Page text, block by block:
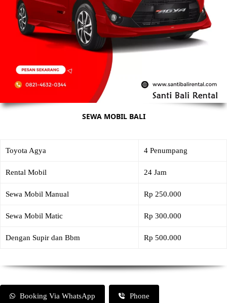
SEWA MOBIL BALI
Toyota Agya 4 Penumpang
Rental Mobil 24 Jam
Sewa Mobil Manual Rp 250.000
Sewa Mobil Matic Rp 300.000
Dengan Supir dan Bbm Rp 500.000
Booking Via WhatsApp Phone